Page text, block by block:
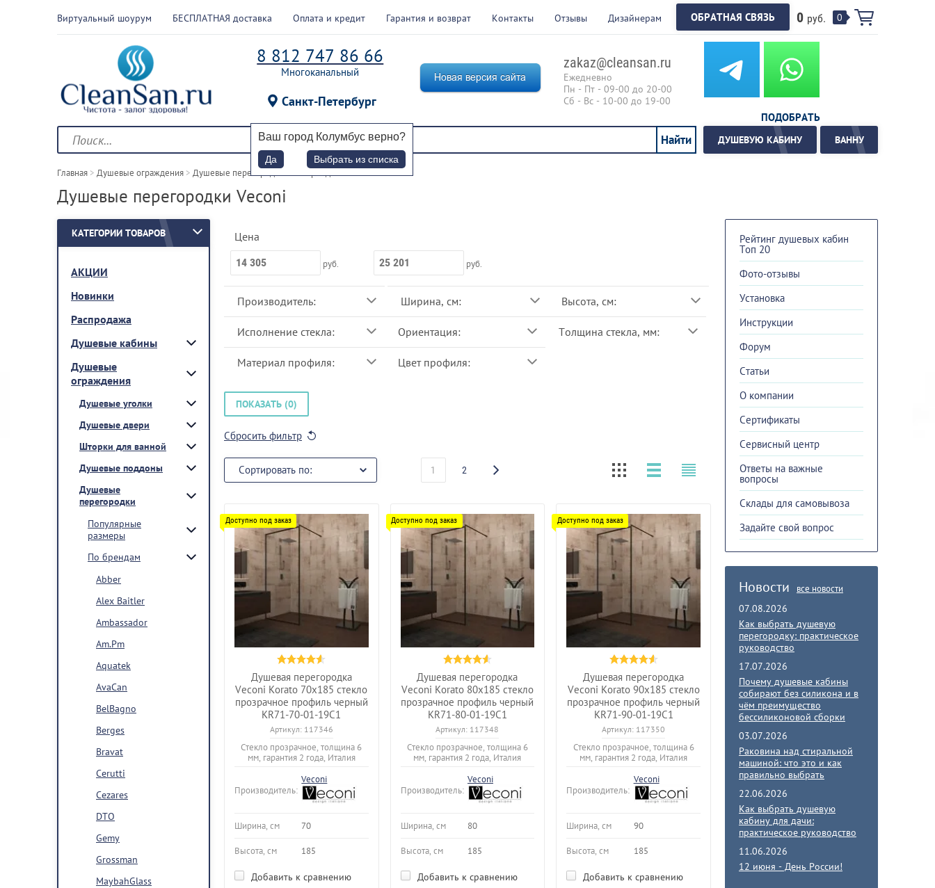
Виртуальный шоурум БЕСПЛАТНАЯ доставка Оплата и кредит Гарантия и возврат Контакты Отзывы Дизайнерам 0 руб. 0
ОБРАТНАЯ СВЯЗЬ
8 812 747 86 66
Многоканальный
Санкт-Петербург
Ваш город Колумбус верно?
Да Выбрать из списка
zakaz@cleansan.ru
Ежедневно
Пн - Пт - 09-00 до 20-00
Сб - Вс - 10-00 до 19-00
ПОДОБРАТЬ
ДУШЕВУЮ КАБИНУ ВАННУ
Главная > Душевые ограждения > Душевые перегородки > По брендам > Veconi
Душевые перегородки Veconi
КАТЕГОРИИ ТОВАРОВ
АКЦИИ
Новинки
Распродажа
Душевые кабины
Душевые
ограждения
Душевые уголки
Душевые двери
Шторки для ванной
Душевые поддоны
Душевые
перегородки
Популярные
размеры
По брендам
Abber
Alex Baitler
Ambassador
Am.Pm
Aquatek
AvaCan
BelBagno
Berges
Bravat
Cerutti
Cezares
DTO
Gemy
Grossman
MaybahGlass
Рейтинг душевых кабин
Топ 20
Фото-отзывы
Установка
Инструкции
Форум
Cтатьи
О компании
Сертификаты
Сервисный центр
Ответы на важные
вопросы
Склады для самовывоза
Задайте свой вопрос
Новости все новости
07.08.2026
Как выбрать душевую
перегородку: практическое
руководство
17.07.2026
Почему душевые кабины
собирают без силикона и в
чём преимущество
бессиликоновой сборки
03.07.2026
Раковина над стиральной
машиной: что это и как
правильно выбрать
22.06.2026
Как выбрать душевую
кабину для дачи:
практическое руководство
11.06.2026
12 июня - День России!
Цена
руб. руб.
Производитель: Ширина, см: Высота, см:
Исполнение стекла: Ориентация: Толщина стекла, мм:
Материал профиля: Цвет профиля:
ПОКАЗАТЬ (0)
Сбросить фильтр
Сортировать по: 1 2
Душевая перегородка
Veconi Korato 70x185 стекло
прозрачное профиль черный
KR71-70-01-19C1
Артикул:117346
Стекло прозрачное, толщина 6
мм, гарантия 2 года, Италия
Производитель:
Veconi
Ширина, см 70
Высота, см 185
Добавить к сравнению
Душевая перегородка
Veconi Korato 80x185 стекло
прозрачное профиль черный
KR71-80-01-19C1
Артикул: 117348
Стекло прозрачное, толщина 6
мм, гарантия 2 года, Италия
Производитель:
Veconi
Ширина, см 80
Высота, см 185
Добавить к сравнению
Душевая перегородка
Veconi Korato 90x185 стекло
прозрачное профиль черный
KR71-90-01-19C1
Артикул: 117350
Стекло прозрачное, толщина 6
мм, гарантия 2 года, Италия
Производитель:
Veconi
Ширина, см 90
Высота, см 185
Добавить к сравнению